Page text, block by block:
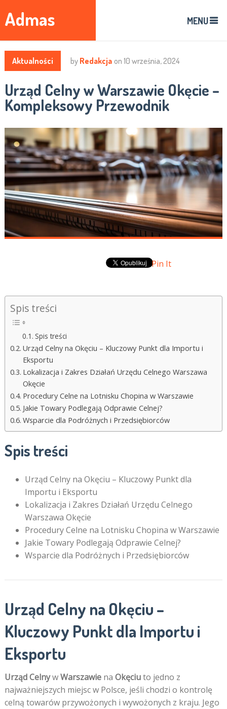
Admas MENU
Aktualności by Redakcja on 10 września, 2024
Urząd Celny w Warszawie Okęcie –
Kompleksowy Przewodnik
Pin It
Spis treści
Spis treści
Urząd Celny na Okęciu – Kluczowy Punkt dla Importu i
Eksportu
Lokalizacja i Zakres Działań Urzędu Celnego Warszawa
Okęcie
Procedury Celne na Lotnisku Chopina w Warszawie
Jakie Towary Podlegają Odprawie Celnej?
Wsparcie dla Podróżnych i Przedsiębiorców
Spis treści
Urząd Celny na Okęciu – Kluczowy Punkt dla
Importu i Eksportu
Lokalizacja i Zakres Działań Urzędu Celnego
Warszawa Okęcie
Procedury Celne na Lotnisku Chopina w Warszawie
Jakie Towary Podlegają Odprawie Celnej?
Wsparcie dla Podróżnych i Przedsiębiorców
Urząd Celny na Okęciu –
Kluczowy Punkt dla Importu i
Eksportu
Urząd CelnywWarszawiena Okęciuto jedno z
najważniejszych miejsc w Polsce, jeśli chodzi o kontrolę
celną towarów przywożonych i wywożonych z kraju. Jego